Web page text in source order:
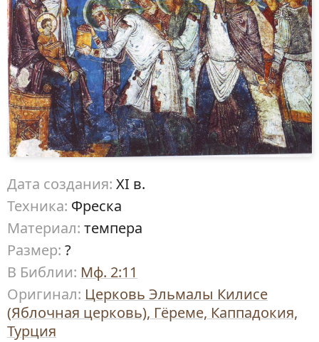
Дата создания: XI в.
Техника: Фреска
Материал: темпера
Размер: ?
В Библии: Мф. 2:11
Оригинал: Церковь Эльмалы Килисе
(Яблочная церковь), Гëреме, Каппадокия,
Турция